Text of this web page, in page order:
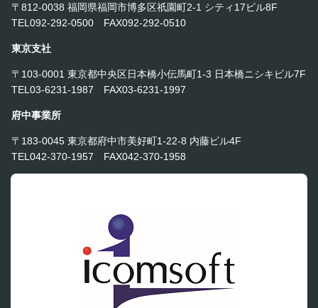
〒812-0038 福岡県福岡市博多区祇園町2-1 シティ17ビル8F
TEL092-292-0500 FAX092-292-0510
東京支社
〒103-0001 東京都中央区日本橋小伝馬町1-3 日本橋ニシキビル7F
TEL03-6231-1987 FAX03-6231-1997
府中事業所
〒183-0045 東京都府中市美好町1-22-8 内藤ビル4F
TEL042-370-1957 FAX042-370-1958